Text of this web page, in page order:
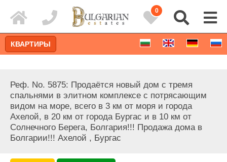
0
КВАРТИРЫ
Реф. No. 5875: Продаётся новый дом с тремя
спальнями в элитном комплексе с потрясающим
видом на море, всего в 3 км от моря и города
Ахелой, в 20 км от города Бургас и в 10 км от
Солнечного Берега, Болгария!!! Продажа дома в
Болгарии!!! Ахелой , Бургас